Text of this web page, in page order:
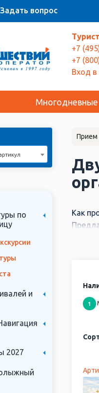
Задать вопрос
+7
+7
Вход
Многодневные
по
и
2027
Прием
Как
1